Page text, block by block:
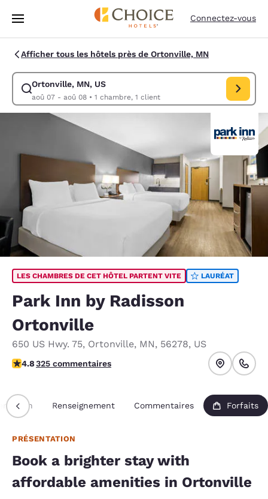
Passer à Contenu Principal
Connectez-vous
Afficher tous les hôtels près de Ortonville, MN
Ortonville, MN, US
aoû 07 - aoû 08• 1 chambre, 1 client
Modifiez la recherche pour Ortonville, MN, US. Date d’arrivée aoû 07,
LES CHAMBRES DE CET HÔTEL PARTENT VITE LAURÉAT
Park Inn by Radisson
Ortonville
650 US Hwy. 75, Ortonville, MN, 56278, US
4.76 étoiles. Exceptionnel.
4.8325 commentaires
Renseignement Commentaires Forfaits
PRÉSENTATION
Book a brighter stay with
affordable amenities in Ortonville